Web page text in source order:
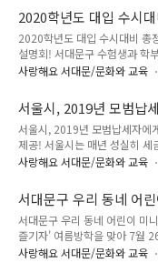
기(3학년)부터 시행됩니다. 고
초, 중, 고 교육의 공공성을 강
실현 - 학생, 학부모의 교육비
사회적 격차 해소 ○ 시행방안 -
을 받을 수 있도록, 2019년 2학
등학교·고등기술학교 및 이에
입학금, ..
2020학년도 대입 수시
대입 수시입학 설명회!
2020학년도 대입 수시대비 총
설명회! 서대문구 수험생과
년도 대입 수시 입학 설명회'가
략실장)가 '2020학년도 수시모
전략'에 대해 강의할 예정입니
명회 ● 일 시 : 2019년 8월
소 : 서대문구청 6층 대강당 ●
형 전반에 대한 사항과 지원전
도 대입결과 분석 ● 문 의 : 서
사랑해요 서대문/문화와 교육
서울시, 2019년 모범납
특별 우대혜택 제공!
서울시, 2019년 모범납세자에
제공! 서울시는 매년 성실히 세
배출량 저감에 앞장서는 에코
일리지 제공 등 감사의 표시를
모범시민 선정 담당 부서에서
하여, 서울시민카드(앱)을 활용
모바일 모범시민증을 발급, 민
을 발행할 계획입니다. 이를 위
사랑해요 서대문/문화와 교육
서대문구 우리 동네 어
원에서 물놀이 즐기자'
서대문구 우리 동네 어린이 미
즐기자' 여름방학을 맞아 7월
함한 2주 동안 서대문구 내 6곳
사랑해요 서대문/문화와 교육